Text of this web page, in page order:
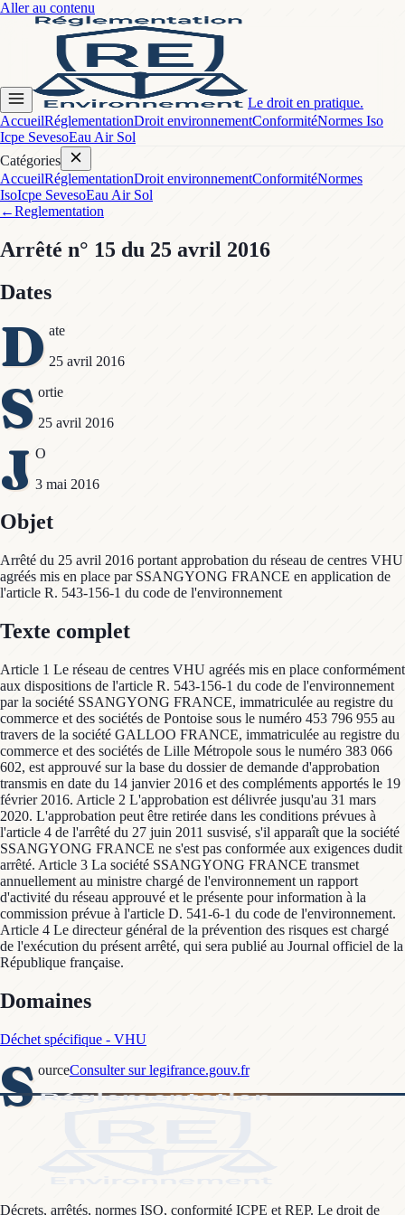
Aller au contenu
Le droit en pratique.
AccueilRéglementationDroit environnementConformitéNormes Iso
Icpe SevesoEau Air Sol
Catégories
AccueilRéglementationDroit environnementConformitéNormes
IsoIcpe SevesoEau Air Sol
←Reglementation
Arrêté n° 15 du 25 avril 2016
Dates
D ate
25 avril 2016
S ortie
25 avril 2016
J O
3 mai 2016
Objet
Arrêté du 25 avril 2016 portant approbation du réseau de centres VHU
agréés mis en place par SSANGYONG FRANCE en application de
l'article R. 543-156-1 du code de l'environnement
Texte complet
Article 1 Le réseau de centres VHU agréés mis en place conformément
aux dispositions de l'article R. 543-156-1 du code de l'environnement
par la société SSANGYONG FRANCE, immatriculée au registre du
commerce et des sociétés de Pontoise sous le numéro 453 796 955 au
travers de la société GALLOO FRANCE, immatriculée au registre du
commerce et des sociétés de Lille Métropole sous le numéro 383 066
602, est approuvé sur la base du dossier de demande d'approbation
transmis en date du 14 janvier 2016 et des compléments apportés le 19
février 2016. Article 2 L'approbation est délivrée jusqu'au 31 mars
2020. L'approbation peut être retirée dans les conditions prévues à
l'article 4 de l'arrêté du 27 juin 2011 susvisé, s'il apparaît que la société
SSANGYONG FRANCE ne s'est pas conformée aux exigences dudit
arrêté. Article 3 La société SSANGYONG FRANCE transmet
annuellement au ministre chargé de l'environnement un rapport
d'activité du réseau approuvé et le présente pour information à la
commission prévue à l'article D. 541-6-1 du code de l'environnement.
Article 4 Le directeur général de la prévention des risques est chargé
de l'exécution du présent arrêté, qui sera publié au Journal officiel de la
République française.
Domaines
Déchet spécifique - VHU
S ourceConsulter sur legifrance.gouv.fr
Décrets, arrêtés, normes ISO, conformité ICPE et REP. Le droit de